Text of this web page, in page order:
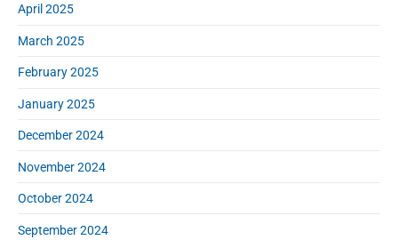
April 2025
March 2025
February 2025
January 2025
December 2024
November 2024
October 2024
September 2024